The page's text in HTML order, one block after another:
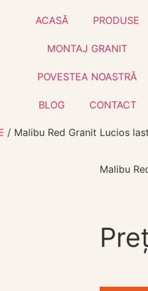
ACASĂ PRODUSE
MONTAJ GRANIT
POVESTEA NOASTRĂ
BLOG CONTACT
/ Malibu Red Granit Lucios
Malibu